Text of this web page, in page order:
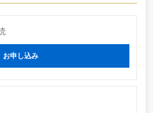
当相・片山虎之助前総務相の顧問起用が内
けだが？
制度改革協議会の座長を務めるなど年金政
務省と大臣を経験した厚生労働省の対立
お申し込み